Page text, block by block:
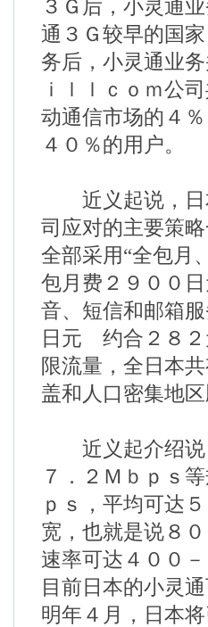
３Ｇ后，小灵通
通３Ｇ较早的国
务后，小灵通业
ｉｌｌｃｏｍ公
动通信市场的４
４０％的用户。
近义起说，日
司应对的主要策
全部采用“全包月
包月费２９００
音、短信和邮箱
日元 约合２８
限流量，全日本
盖和人口密集地区
近义起介绍说
７．２Ｍｂｐｓ
ｐｓ，平均可达
宽，也就是说８
速率可达４００
目前日本的小灵
明年４月，日本